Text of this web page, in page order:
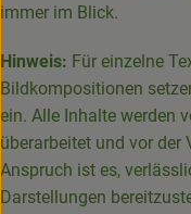
immer im Blick.
Hinweis: Für einzelne
Bildkompositionen
ein. Alle Inhalte werden
überarbeitet und vor der
Anspruch ist es,
Darstellungen